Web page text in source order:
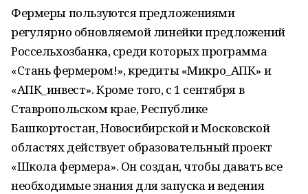
Фермеры пользуются предложениями
регулярно обновляемой линейки предложений
Россельхозбанка, среди которых программа
«Стань фермером!», кредиты «Микро_АПК» и
«АПК_инвест». Кроме того, с 1 сентября в
Ставропольском крае, Республике
Башкортостан, Новосибирской и Московской
областях действует образовательный проект
«Школа фермера». Он создан, чтобы давать все
необходимые знания для запуска и ведения